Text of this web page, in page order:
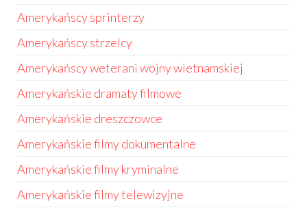
Amerykańscy sprinterzy
Amerykańscy strzelcy
Amerykańscy weterani wojny wietnamskiej
Amerykańskie dramaty filmowe
Amerykańskie dreszczowce
Amerykańskie filmy dokumentalne
Amerykańskie filmy kryminalne
Amerykańskie filmy telewizyjne